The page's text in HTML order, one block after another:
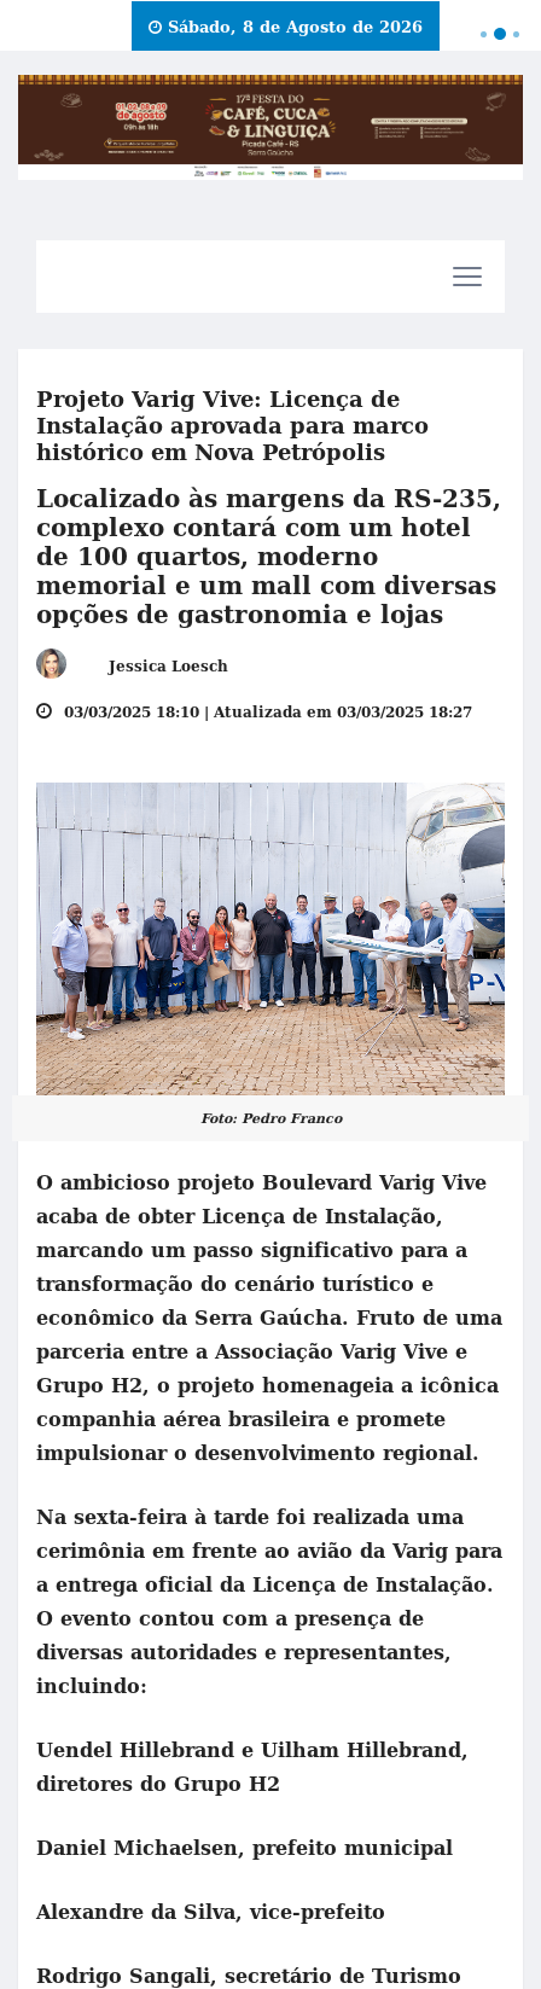
Sábado, 8 de Agosto de 2026
Projeto Varig Vive: Licença de
Instalação aprovada para marco
histórico em Nova Petrópolis
Localizado às margens da RS-235,
complexo contará com um hotel
de 100 quartos, moderno
memorial e um mall com diversas
opções de gastronomia e lojas
Jessica Loesch
03/03/2025 18:10 | Atualizada em 03/03/2025 18:27
Foto: Pedro Franco
O ambicioso projeto Boulevard Varig Vive
acaba de obter Licença de Instalação,
marcando um passo significativo para a
transformação do cenário turístico e
econômico da Serra Gaúcha. Fruto de uma
parceria entre a Associação Varig Vive e
Grupo H2, o projeto homenageia a icônica
companhia aérea brasileira e promete
impulsionar o desenvolvimento regional.
Na sexta-feira à tarde foi realizada uma
cerimônia em frente ao avião da Varig para
a entrega oficial da Licença de Instalação.
O evento contou com a presença de
diversas autoridades e representantes,
incluindo:
Uendel Hillebrand e Uilham Hillebrand,
diretores do Grupo H2
Daniel Michaelsen, prefeito municipal
Alexandre da Silva, vice-prefeito
Rodrigo Sangali, secretário de Turismo